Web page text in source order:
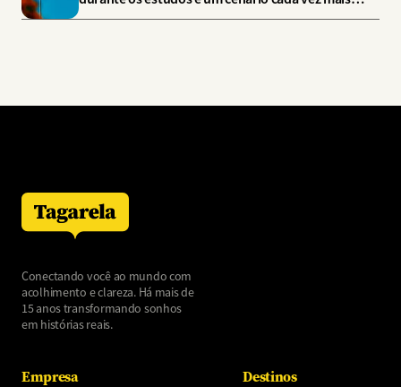
estratégico
Conectando você ao mundo com
acolhimento e clareza. Há mais de
15 anos transformando sonhos
em histórias reais.
Empresa Destinos